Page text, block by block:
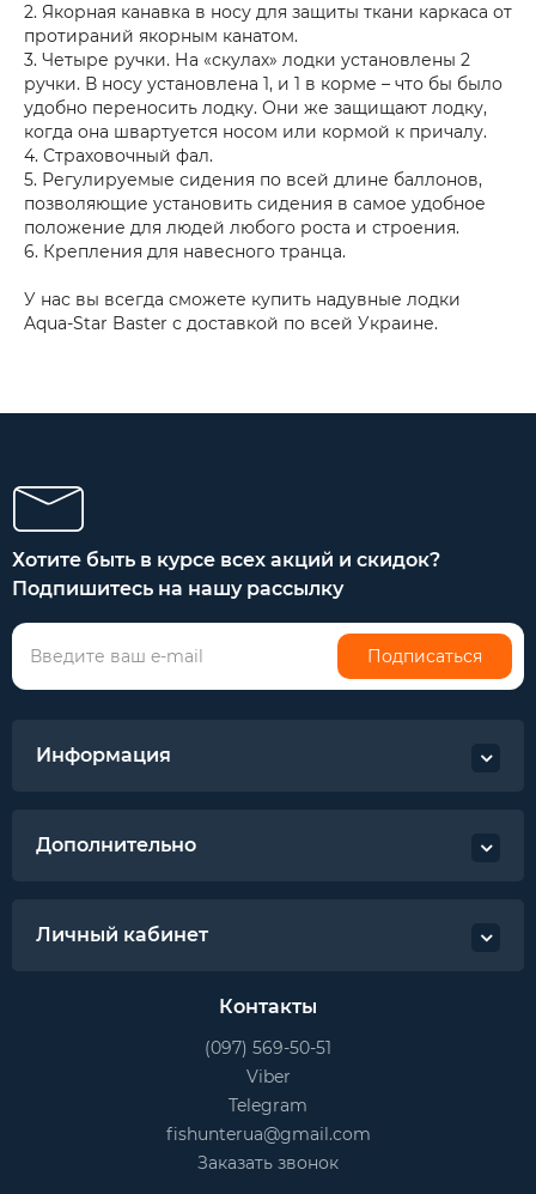
2. Якорная канавка в носу для защиты ткани каркаса от
протираний якорным канатом.
3. Четыре ручки. На «скулах» лодки установлены 2
ручки. В носу установлена 1, и 1 в корме – что бы было
удобно переносить лодку. Они же защищают лодку,
когда она швартуется носом или кормой к причалу.
4. Страховочный фал.
5. Регулируемые сидения по всей длине баллонов,
позволяющие установить сидения в самое удобное
положение для людей любого роста и строения.
6. Крепления для навесного транца.
У нас вы всегда сможете купить надувные лодки
Aqua-Star Baster с доставкой по всей Украине.
Хотите быть в курсе всех акций и скидок?
Подпишитесь на нашу рассылку
Подписаться
Информация
Дополнительно
Личный кабинет
Контакты
(097) 569-50-51
Viber
Telegram
fishunterua@gmail.com
Заказать звонок